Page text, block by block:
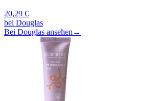
20,29 €
bei Douglas
Bei Douglas ansehen →